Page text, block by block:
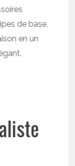
de base,
en un